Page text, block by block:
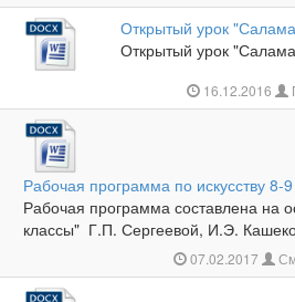
Открытый урок
Открытый урок
16.12.2016
Рабочая программа по искусству 8-
Рабочая программа составлена на
классы" Г.П. Сергеевой, И.Э.
07.02.2017